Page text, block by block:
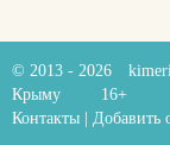
© 2013 - 2026
Крыму
16+
Контакты
Добавить